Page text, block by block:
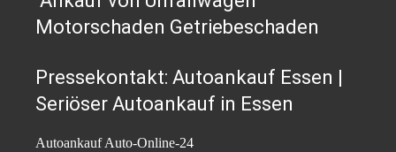
Motorschaden Getriebeschaden
Pressekontakt: Autoankauf Essen |
Seriöser Autoankauf in Essen
Autoankauf Auto-Online-24